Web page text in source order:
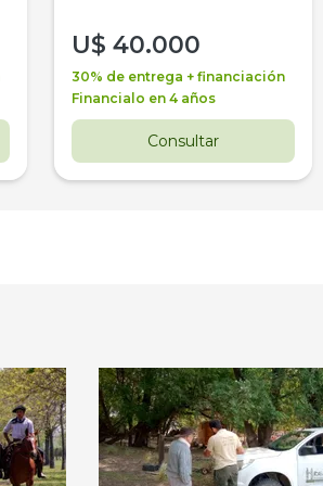
U$ 40.000
30% de entrega + financiación
Financialo en 4 años
Consultar